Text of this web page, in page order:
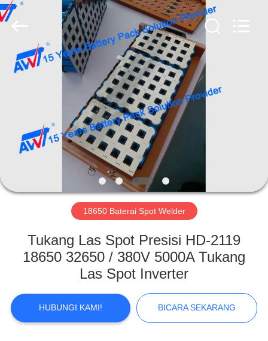
RUMAH
TENTANG
KITA
TUR
KONTROL
KUALITAS
HUBUNGI
KAMI
Supo
(Xiamen)
Intelligent
Equipment
Reserved.
18650 Baterai Spot Welder
Tukang Las Spot Presisi HD-2119
18650 32650 / 380V 5000A Tukang
Las Spot Inverter
HUBUNGI KAMI! BICARA SEKARANG